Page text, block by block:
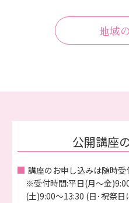
地域
公開講座
講座のお申し込みは随時受
※受付時間:平日(月～金
(土)9:00～13:30 (日･祝祭